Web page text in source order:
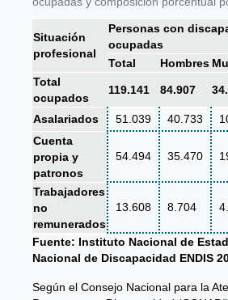
Situación
profesional
Personas con
ocupadas
Total
Hombres
Total
ocupados
119.141 84.907
Asalariados 51.039 40.733
Cuenta
propia y
patronos
54.494 35.470
Trabajadores
no
remunerados
13.608 8.704
Fuente: Instituto Nacional de
Nacional de Discapacidad ENDIS
Según el Consejo Nacional para la